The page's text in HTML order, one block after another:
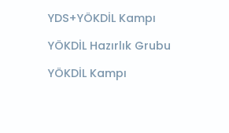
YDS+YÖKDİL Kampı
YÖKDİL Hazırlık Grubu
YÖKDİL Kampı